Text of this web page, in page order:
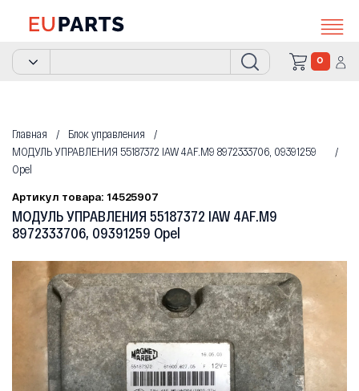
0
Главная
Блок управления
МОДУЛЬ УПРАВЛЕНИЯ 55187372 IAW 4AF.M9 8972333706, 09391259
Opel
Артикул товара: 14525907
МОДУЛЬ УПРАВЛЕНИЯ 55187372 IAW 4AF.M9
8972333706, 09391259 Opel